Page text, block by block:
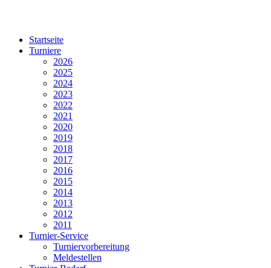
Startseite
Turniere
2026
2025
2024
2023
2022
2021
2020
2019
2018
2017
2016
2015
2014
2013
2012
2011
Turnier-Service
Turniervorbereitung
Meldestellen